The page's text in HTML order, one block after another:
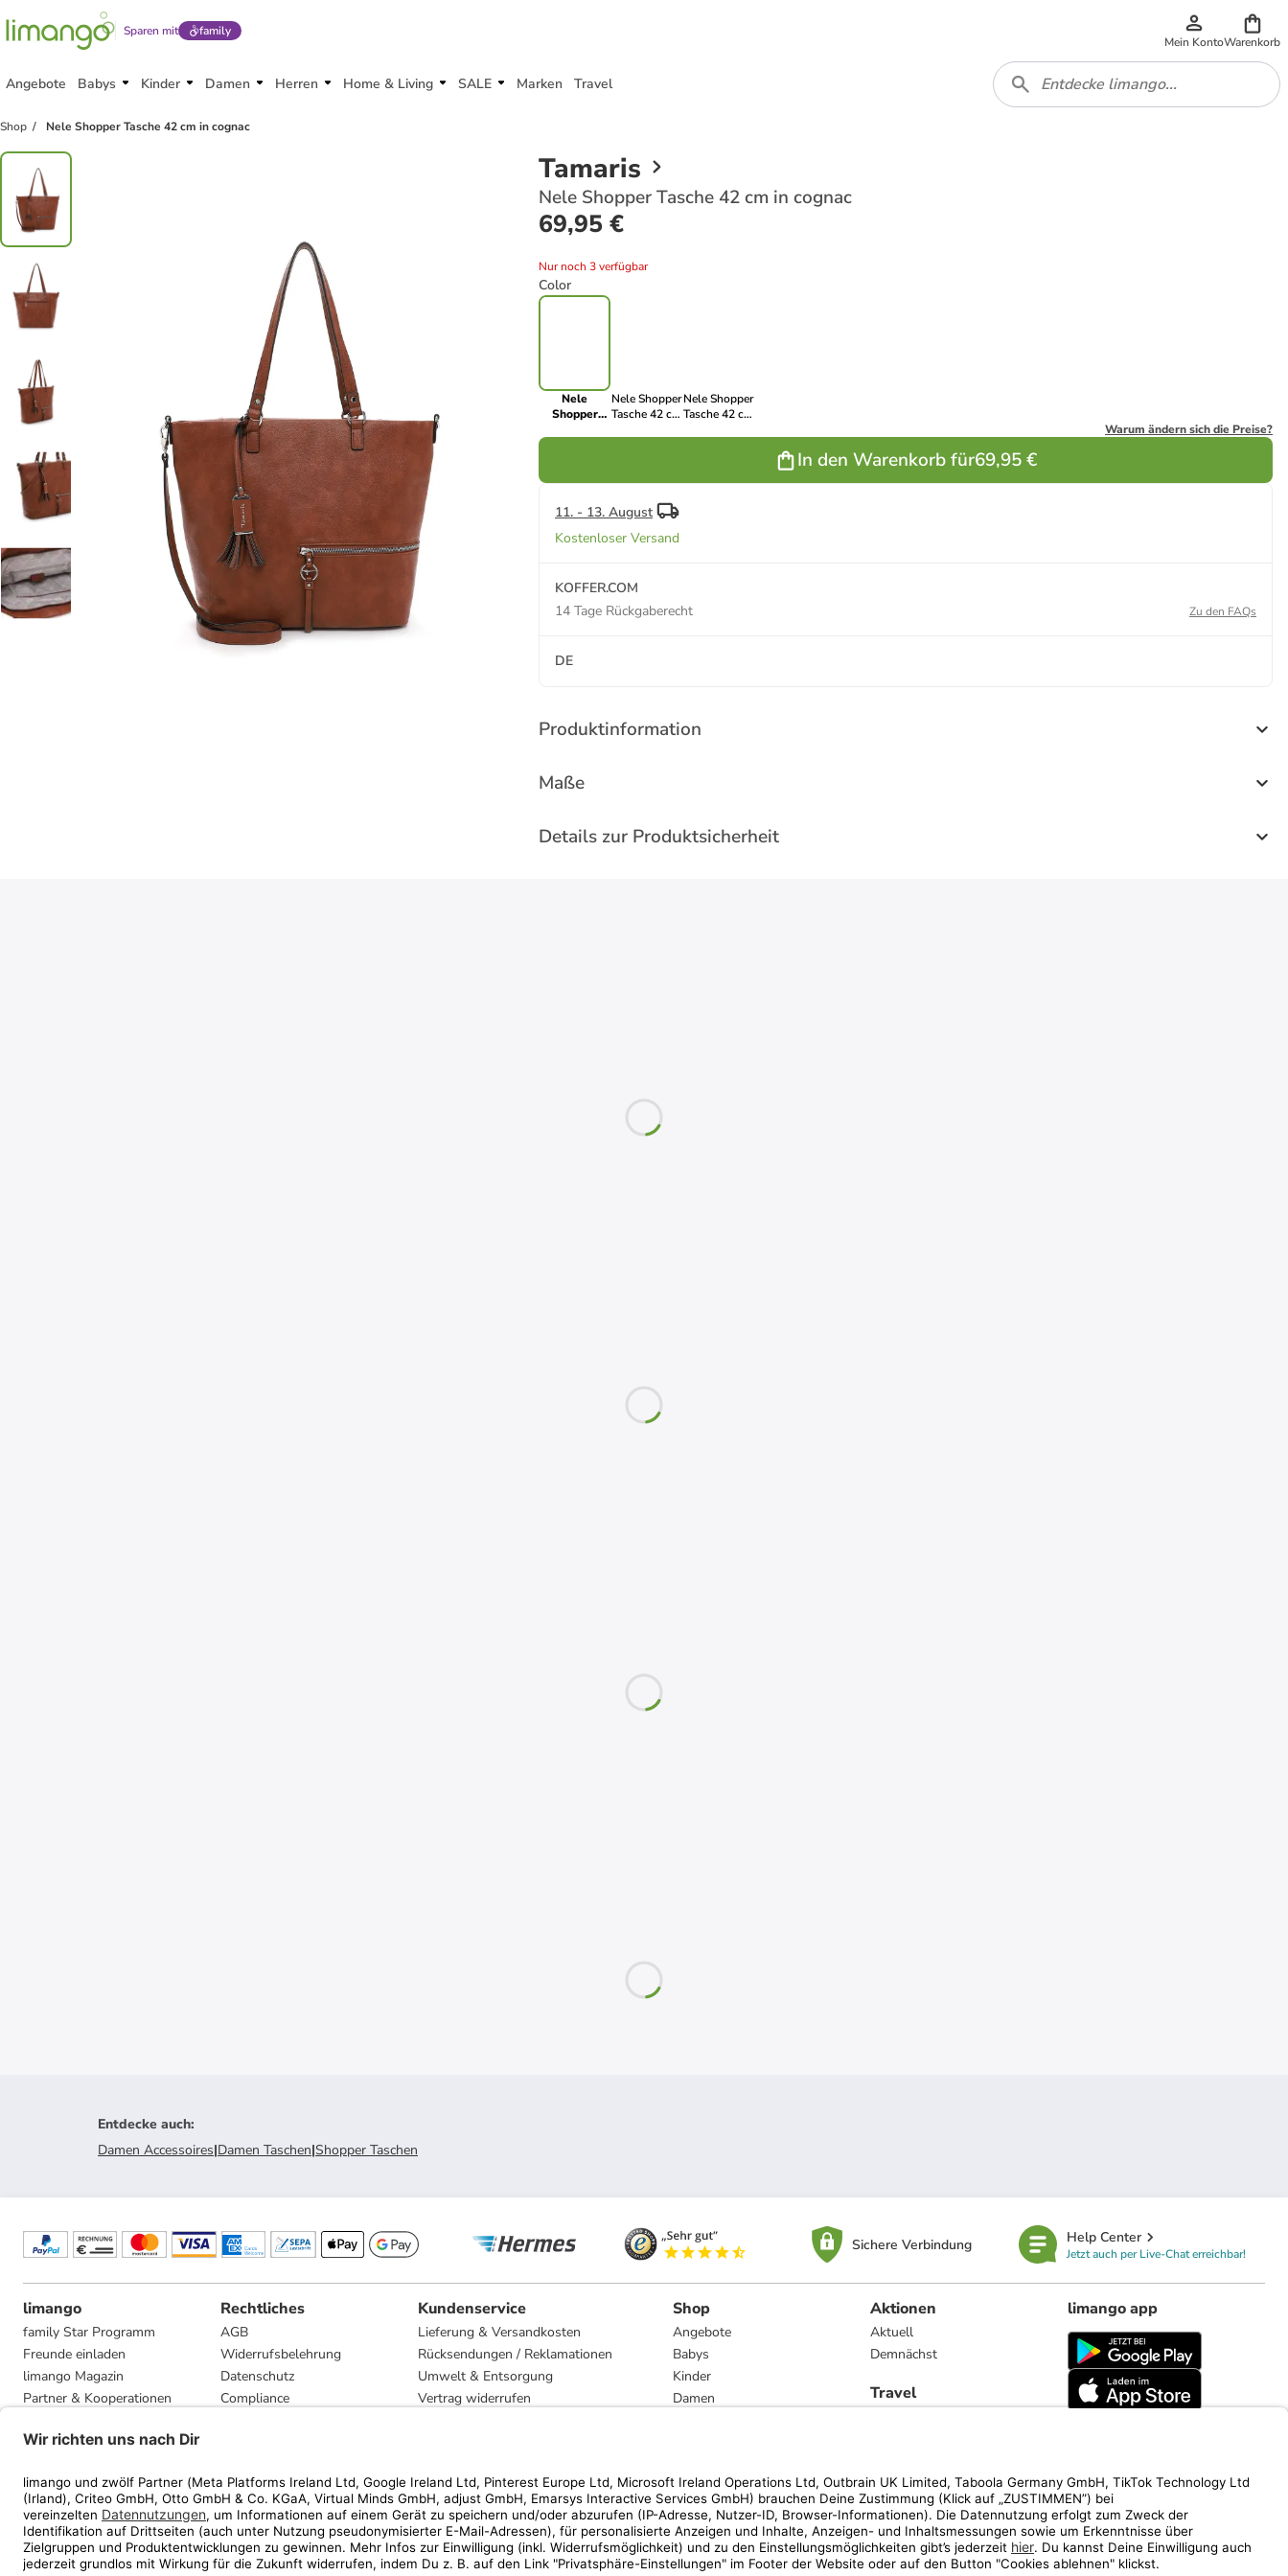
Sparen mit family
Mein KontoWarenkorb
Angebote Babys Kinder Damen Herren Home & Living SALE Marken Travel
Shop Nele Shopper Tasche 42 cm in cognac
Tamaris
Nele Shopper Tasche 42 cm in cognac
69,95 €
Nur noch 3 verfügbar
Color
Nele
Shopper
cm in cognac
Nele Shopper
Tasche 42 cm
Nele Shopper
Tasche 42 cm
Warum ändern sich die Preise?
In den Warenkorb für69,95 €
11. - 13. August
Kostenloser Versand
KOFFER.COM
14 Tage Rückgaberecht
Zu den FAQs
DE
Produktinformation
Maße
Details zur Produktsicherheit
Entdecke auch:
Damen Accessoires|Damen Taschen|Shopper Taschen
Sichere Verbindung Help Center
Jetzt auch per Live-Chat erreichbar!
limango
family Star Programm
Freunde einladen
limango Magazin
Partner & Kooperationen
Presse
Rechtliches
AGB
Widerrufsbelehrung
Datenschutz
Compliance
Kundenservice
Lieferung & Versandkosten
Rücksendungen / Reklamationen
Umwelt & Entsorgung
Vertrag widerrufen
Shop
Angebote
Babys
Kinder
Damen
Marken
Aktionen
Aktuell
Demnächst
Travel
limango app
limango.nl limango.pl